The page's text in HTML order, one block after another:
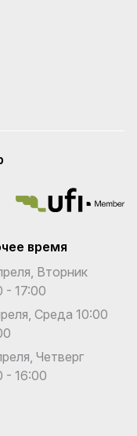
время
Вторник
- 17:00
Среда 10:00
Четверг
- 16:00